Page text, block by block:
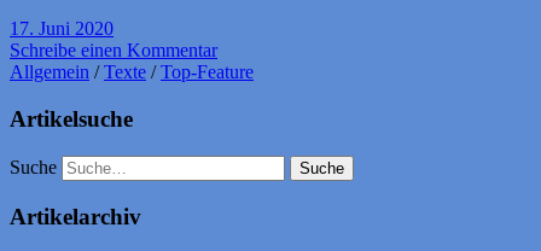
17. Juni 2020
Schreibe einen Kommentar
Allgemein /Texte /Top-Feature
Artikelsuche
Suche
Artikelarchiv